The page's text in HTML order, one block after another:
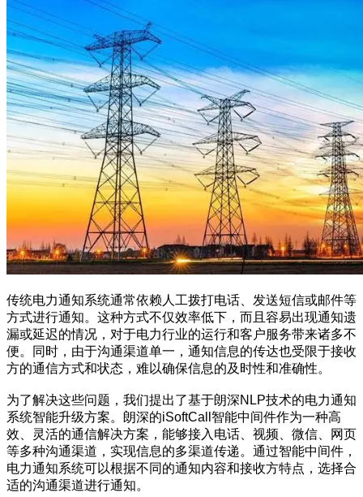
传统电力通知系统通常依赖人工拨打电话、发送短信或邮件等
方式进行通知。这种方式不仅效率低下，而且容易出现通知遗
漏或延迟的情况，对于电力行业的运行和客户服务带来诸多不
便。同时，由于沟通渠道单一，通知信息的传达也受限于接收
方的通信方式和状态，难以确保信息的及时性和准确性。
为了解决这些问题，我们提出了基于朗深NLP技术的电力通知
系统智能升级方案。朗深的iSoftCall智能中间件作为一种高
效、灵活的通信解决方案，能够接入电话、视频、微信、网页
等多种沟通渠道，实现信息的多渠道传递。通过智能中间件，
电力通知系统可以根据不同的通知内容和接收方特点，选择合
适的沟通渠道进行通知。